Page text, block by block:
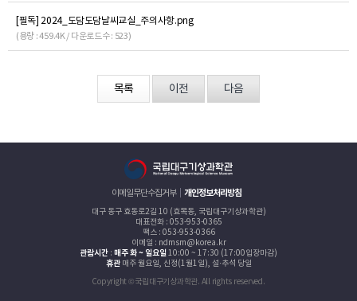
[필독] 2024_도담도담날씨교실_주의사항.png
(용량 : 459.4K / 다운로드수 : 523)
목록 이전 다음
이메일무단수집거부 개인정보처리방침
대구 동구 효동로2길 10 (효목동, 국립대구기상과학관)
대표전화 : 053-953-0365
팩스 : 053-953-0366
이메일 : ndmsm@korea.kr
관람시간 : 매주 화 ~ 일요일 10:00 ~ 17:30 (17:00입장마감)
휴관매주 월요일, 신정(1월1일), 설·추석 당일
Copyright © 국립대구기상과학관. All rights reserved.